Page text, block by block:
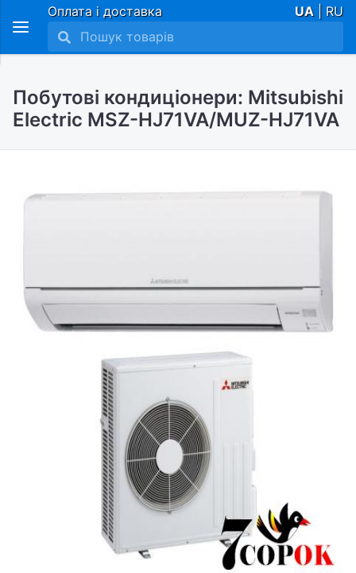
Оплата і доставка UA | RU
Побутові кондиціонери: Mitsubishi
Electric MSZ-HJ71VA/MUZ-HJ71VA